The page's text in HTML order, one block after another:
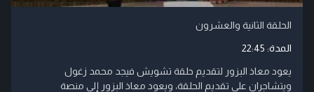
الحلقة الثانية والعشرون
المدة: 22:45
يعود معاذ البزور لتقديم حلقة تشويش فيجد محمد زغول
ويتشاجران على تقديم الحلقة، ويعود معاذ البزور إلى منصة